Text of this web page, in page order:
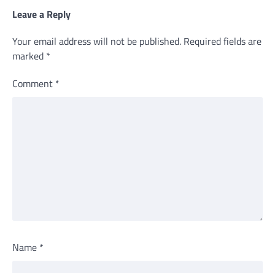
Leave a Reply
Your email address will not be published. Required fields are
marked *
Comment *
Name *